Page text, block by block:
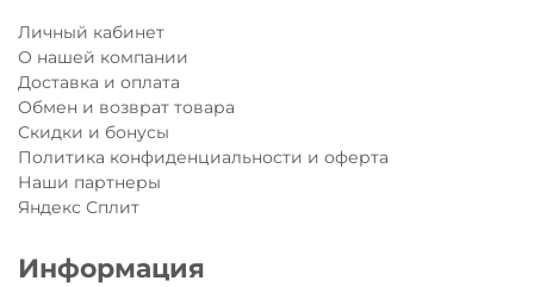
Личный кабинет
О нашей компании
Доставка и оплата
Обмен и возврат товара
Скидки и бонусы
Политика конфиденциальности и оферта
Наши партнеры
Яндекс Сплит
Информация